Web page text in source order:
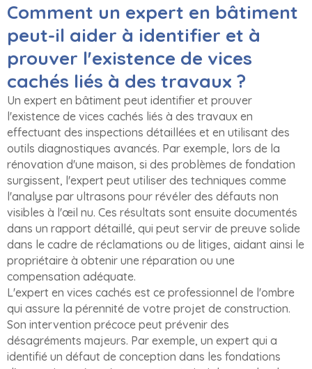
Comment un expert en bâtiment
peut-il aider à identifier et à
prouver l'existence de vices
cachés liés à des travaux ?
Un expert en bâtiment peut identifier et prouver
l'existence de vices cachés liés à des travaux en
effectuant des inspections détaillées et en utilisant des
outils diagnostiques avancés. Par exemple, lors de la
rénovation d'une maison, si des problèmes de fondation
surgissent, l'expert peut utiliser des techniques comme
l'analyse par ultrasons pour révéler des défauts non
visibles à l'œil nu. Ces résultats sont ensuite documentés
dans un rapport détaillé, qui peut servir de preuve solide
dans le cadre de réclamations ou de litiges, aidant ainsi le
propriétaire à obtenir une réparation ou une
compensation adéquate.
L'expert en vices cachés est ce professionnel de l'ombre
qui assure la pérennité de votre projet de construction.
Son intervention précoce peut prévenir des
désagréments majeurs. Par exemple, un expert qui a
identifié un défaut de conception dans les fondations